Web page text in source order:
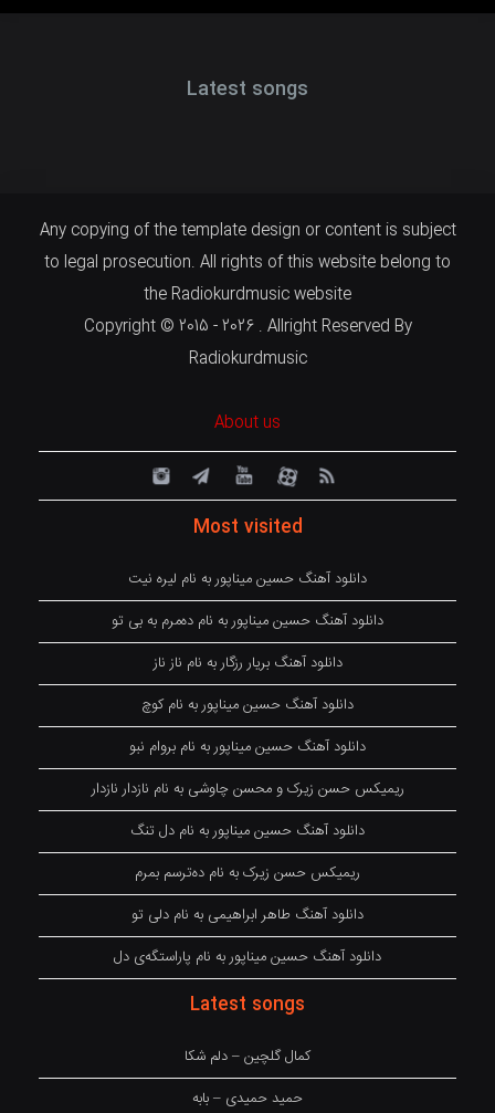
Latest songs
Any copying of the template design or content is subject
to legal prosecution. All rights of this website belong to
the Radiokurdmusic website
Copyright © 2015 - 2026 . Allright Reserved By
Radiokurdmusic
About us
Most visited
دانلود آهنگ حسین میناپور به نام لیره نیت
دانلود آهنگ حسین میناپور به نام دەمرم بە بی تو
دانلود آهنگ بریار رزگار به نام ناز ناز
دانلود آهنگ حسین میناپور به نام کوچ
دانلود آهنگ حسین میناپور به نام بروام نبو
ریمیکس حسن زیرک و محسن چاوشی به نام نازدار نازدار
دانلود آهنگ حسین میناپور به نام دل تنگ
ریمیکس حسن زیرک به نام دەترسم بمرم
دانلود آهنگ طاهر ابراهیمی به نام دلی تو
دانلود آهنگ حسین میناپور به نام پاراستگەی دل
Latest songs
کمال گلچین – دلم شکا
حمید حمیدی – بابه